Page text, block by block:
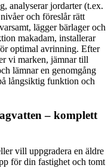
analyserar jordarter (t.ex.
och föreslår rätt
lägger bärlager och
makadam, installerar
optimal avrinning. Efter
vi marken, jämnar till
lämnar en genomgång
långsiktig funktion och
– komplett
vill uppgradera en äldre
för din fastighet och tomt